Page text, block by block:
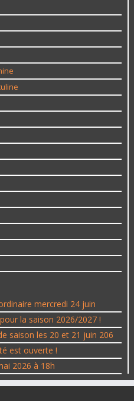
mercredi 24 juin
la saison 2026/2027 !
saison les 20 et 21 juin 206
est ouverte !
2026 à 18h